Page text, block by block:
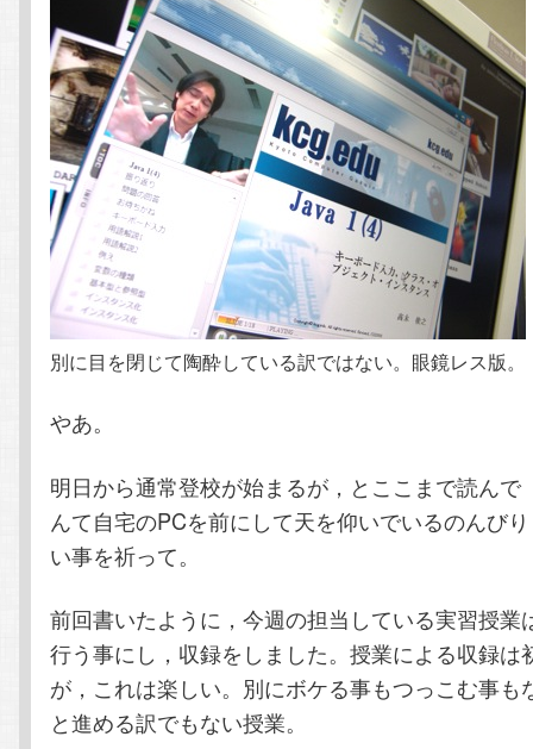
ン
ツ
へ
移
動
ツ
へ
移
動
別に目を閉じて陶酔している訳ではない。眼鏡レス版。
やあ。
明日から通常登校が始まるが，とここまで読ん
んて自宅のPCを前にして天を仰いでいるのんび
い事を祈って。
前回書いたように，今週の担当している実習授業
行う事にし，収録をしました。授業による収録は
が，これは楽しい。別にボケる事もつっこむ事も
と進める訳でもない授業。